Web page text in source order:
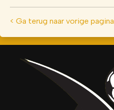
< Ga terug naar vorige pagina